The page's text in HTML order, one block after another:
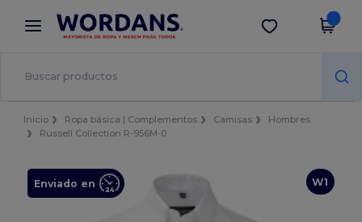
× App de Wordans
¡Mejores precios en app!
Descargar app
Inicio Ropa básica | Complementos Camisas
Hombres
Russell Collection R-956M-0
W1
Enviado en